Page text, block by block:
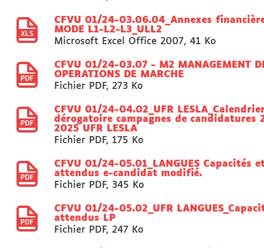
CFVU 01/24-03.06.04_Annexes
MODE L1-L2-L3_ULL2
Microsoft Excel Office 2007, 41 Ko
CFVU 01/24-03.07 - M2 MANAGEMENT
OPERATIONS DE MARCHE
Fichier PDF, 273 Ko
CFVU 01/24-04.02_UFR
dérogatoire campagnes de candidatures
2025 UFR LESLA
Fichier PDF, 175 Ko
CFVU 01/24-05.01_LANGUES Capacités
attendus e-candidat modifié.
Fichier PDF, 345 Ko
CFVU 01/24-05.02_UFR
attendus LP
Fichier PDF, 247 Ko